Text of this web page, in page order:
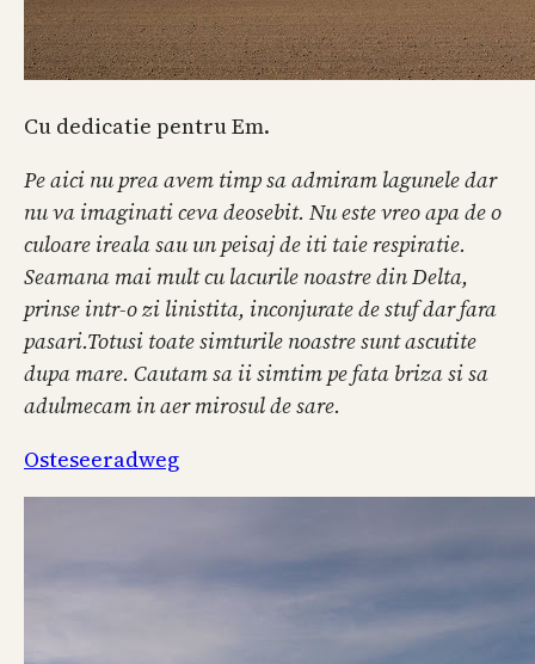
Cu dedicatie pentru Em.
Pe aici nu prea avem timp sa admiram lagunele dar
nu va imaginati ceva deosebit. Nu este vreo apa de o
culoare ireala sau un peisaj de iti taie respiratie.
Seamana mai mult cu lacurile noastre din Delta,
prinse intr-o zi linistita, inconjurate de stuf dar fara
pasari.Totusi toate simturile noastre sunt ascutite
dupa mare. Cautam sa ii simtim pe fata briza si sa
adulmecam in aer mirosul de sare.
Osteseeradweg